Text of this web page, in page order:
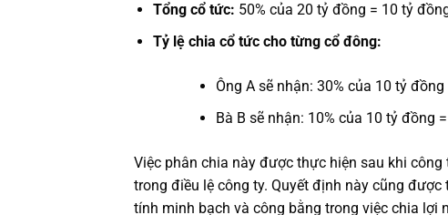
Tổng cổ tức: 50% của 20 tỷ đồng = 10 tỷ
Tỷ lệ chia cổ tức cho từng cổ đông:
Ông A sẽ nhận: 30% của 10 tỷ
Bà B sẽ nhận: 10% của 10 tỷ đồng
Việc phân chia này được thực hiện sau khi
trong điều lệ công ty. Quyết định này cũng
tính minh bạch và công bằng trong việc chia lợi